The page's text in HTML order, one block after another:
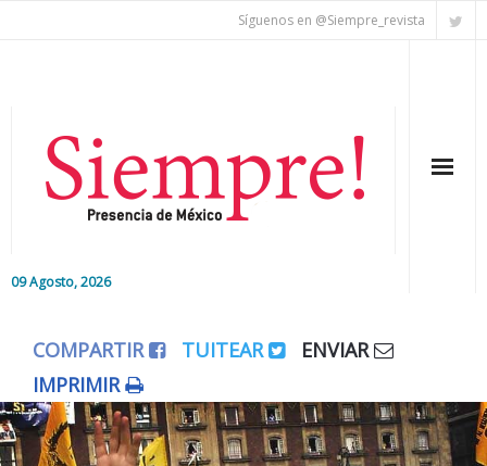
Síguenos en @Siempre_revista
09 Agosto, 2026
Editorial
Nacional
COMPARTIR TUITEAR
ENVIAR
IMPRIMIR